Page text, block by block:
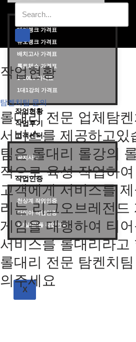
대리랭크 가격표
듀오랭크 가격표
배치고사 가격표
롤토체스 가격표
1~30Lv 가격표
1대1강의 가격표
작업현황
작업후기
고객센터
공지사항
작업인증
천상계 작업인증
다이아 작업인증
브/실/골/플 작업인증
X
작업현황
탐켄치팀 문의
롤대리 전문 업체탐
서비스를 제공하고있
팀은 롤대리 롤강의
적으로 육성 작업하
고객에게 서비스를
리는 리그오브레전드
게임을 대행하여 티
서비스를 롤대리라고
롤대리 전문 탐켄치
의주세요